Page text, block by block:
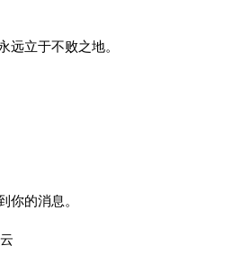
远立于不败之地。
你的消息。